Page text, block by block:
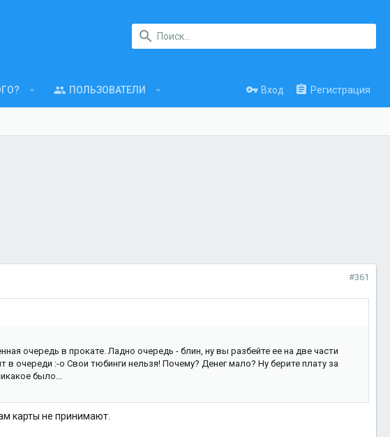
ПОЛЬЗОВАТЕЛИ Вход Регистрация
#361
очередь в прокате. Ладно очередь - блин, ну вы разбейте ее на две части
очереди :-o Свои тюбинги нельзя! Почему? Денег мало? Ну берите плату за
было...
карты не принимают.